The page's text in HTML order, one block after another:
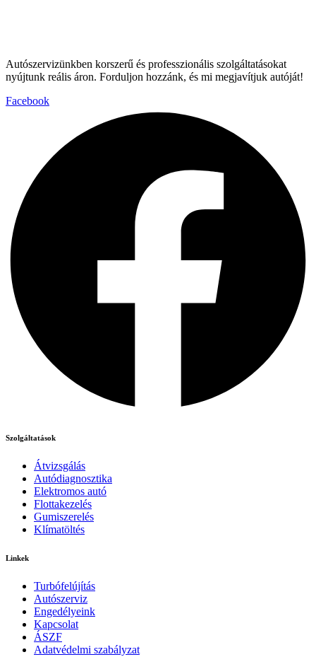
Autószervizünkben korszerű és professzionális szolgáltatásokat
nyújtunk reális áron. Forduljon hozzánk, és mi megjavítjuk autóját!
Facebook
Szolgáltatások
Átvizsgálás
Autódiagnosztika
Elektromos autó
Flottakezelés
Gumiszerelés
Klímatöltés
Linkek
Turbófelújítás
Autószerviz
Engedélyeink
Kapcsolat
ÁSZF
Adatvédelmi szabályzat